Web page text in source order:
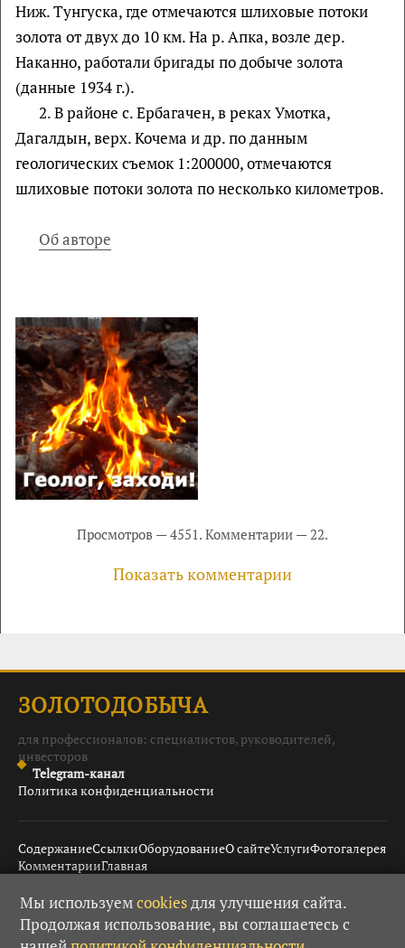
Ниж. Тунгуска, где отмечаются шлиховые потоки
золота от двух до 10 км. На р. Апка, возле дер.
Наканно, работали бригады по добыче золота
(данные 1934 г.).
2. В районе с. Ербагачен, в реках Умотка,
Дагалдын, верх. Кочема и др. по данным
геологических съемок 1:200000, отмечаются
шлиховые потоки золота по несколько километров.
Об авторе
Просмотров — 4551. Комментарии — 22.
Показать комментарии
ЗОЛОТОДОБЫЧА
для профессионалов: специалистов, руководителей,
инвесторов
Telegram-канал
Политика конфиденциальности
СодержаниеСсылкиОборудованиеО сайтеУслугиФотогалерея
КомментарииГлавная
© 2008–2026 Золотодобыча · 18+ · При использовании
Мы используемcookiesдля улучшения сайта.
Продолжая использование, вы соглашаетесь с